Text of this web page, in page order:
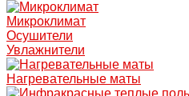
Микроклимат
Осушители
Увлажнители
Нагревательные маты